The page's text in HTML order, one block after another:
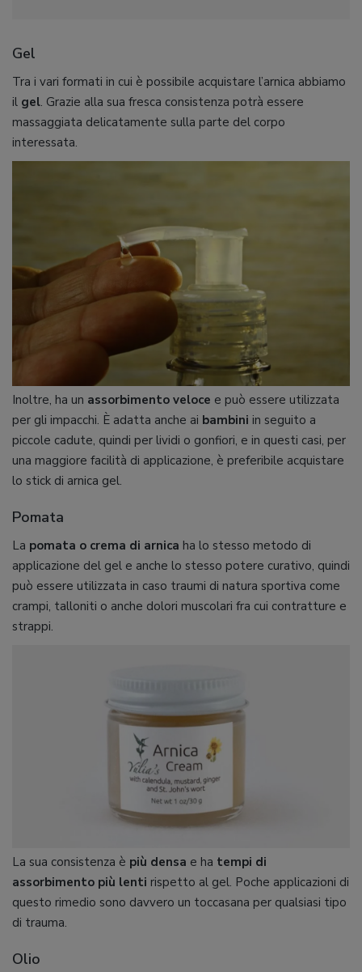
Gel
Tra i vari formati in cui è possibile acquistare l’arnica abbiamo
il gel. Grazie alla sua fresca consistenza potrà essere
massaggiata delicatamente sulla parte del corpo
interessata.
Inoltre, ha un assorbimento veloce e può essere utilizzata
per gli impacchi. È adatta anche ai bambini in seguito a
piccole cadute, quindi per lividi o gonfiori, e in questi casi, per
una maggiore facilità di applicazione, è preferibile acquistare
lo stick di arnica gel.
Pomata
La pomata o crema di arnica ha lo stesso metodo di
applicazione del gel e anche lo stesso potere curativo, quindi
può essere utilizzata in caso traumi di natura sportiva come
crampi, talloniti o anche dolori muscolari fra cui contratture e
strappi.
La sua consistenza è più densa e ha tempi di
assorbimento più lenti rispetto al gel. Poche applicazioni di
questo rimedio sono davvero un toccasana per qualsiasi tipo
di trauma.
Olio